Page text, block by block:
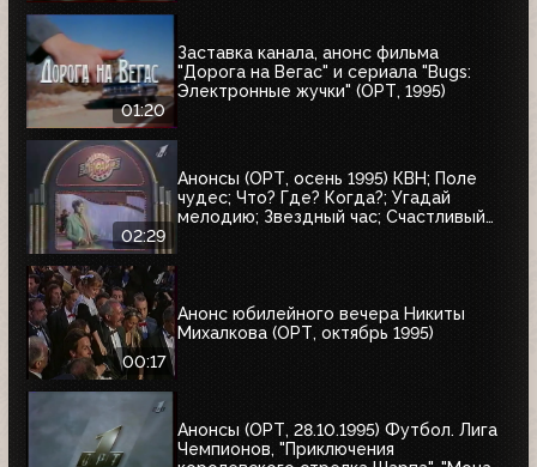
01:20
Заставка канала, анонс фильма
"Дорога на Вегас" и сериала "Bugs:
Электронные жучки" (ОРТ, 1995)
02:29
Анонсы (ОРТ, осень 1995) КВН; Поле
чудес; Что? Где? Когда?; Угадай
мелодию; Звездный час; Счастливый
00:17
Анонс юбилейного вечера Никиты
Михалкова (ОРТ, октябрь 1995)
Анонсы (ОРТ, 28.10.1995) Футбол. Лига
Чемпионов, "Приключения